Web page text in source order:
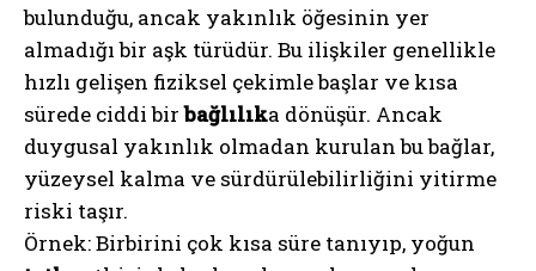
bulunduğu, ancak yakınlık öğesinin yer
almadığı bir aşk türüdür. Bu ilişkiler genellikle
hızlı gelişen fiziksel çekimle başlar ve kısa
sürede ciddi birbağlılıka dönüşür. Ancak
duygusal yakınlık olmadan kurulan bu bağlar,
yüzeysel kalma ve sürdürülebilirliğini yitirme
riski taşır.
Örnek: Birbirini çok kısa süre tanıyıp, yoğun